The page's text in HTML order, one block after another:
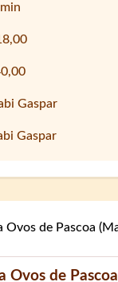
Gaspar
Gaspar
Ovos de Pascoa